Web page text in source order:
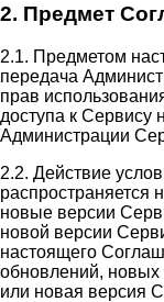
2. Предмет
2.1. Предметом
передача
прав
доступа к
Администрации
2.2. Действие
распространяется
новые версии
новой версии
настоящего
обновлений,
или новая версия